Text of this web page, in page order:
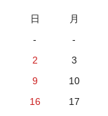
日 月
-
-
2
3
9
10
16
17